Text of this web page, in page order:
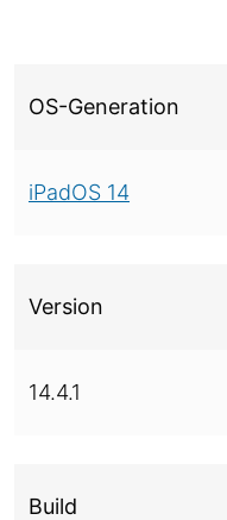
OS-Generation
iPadOS 14
Version
14.4.1
Build